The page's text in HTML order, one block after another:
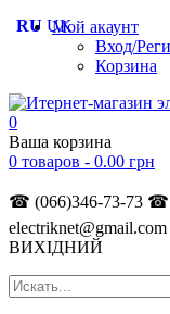
Мой акаунт
Вход/
Корзина
0
Ваша корзина
0 товаров - 0.00 грн
☎ (066)346-73-73 ☎
electriknet@gmail.com
ВИХІДНИЙ
RU UK